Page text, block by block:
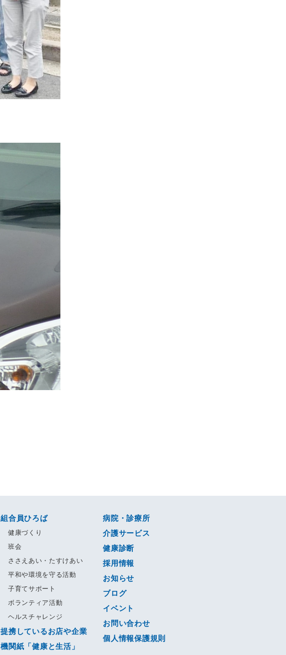
組合員ひろば
健康づくり
班会
ささえあい・たすけあい
平和や環境を守る活動
子育てサポート
ボランティア活動
ヘルスチャレンジ
提携しているお店や企業
機関紙「健康と生活」
病院・診療所
介護サービス
健康診断
採用情報
お知らせ
ブログ
イベント
お問い合わせ
個人情報保護規則